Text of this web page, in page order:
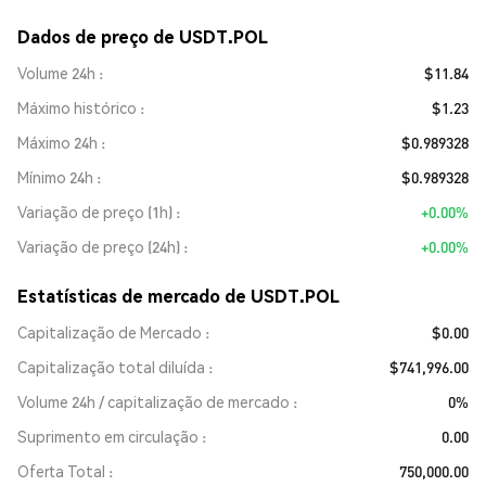
Dados de preço de USDT.POL
Volume 24h
$11.84
Máximo histórico
$1.23
Máximo 24h
$0.989328
Mínimo 24h
$0.989328
Variação de preço (1h)
+0.00%
Variação de preço (24h)
+0.00%
Estatísticas de mercado de USDT.POL
Capitalização de Mercado
$0.00
Capitalização total diluída
$741,996.00
Volume 24h / capitalização de mercado
0%
Suprimento em circulação
0.00
Oferta Total
750,000.00